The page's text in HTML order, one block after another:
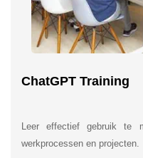
ChatGPT Training
Leer effectief gebruik te
werkprocessen en projecten.